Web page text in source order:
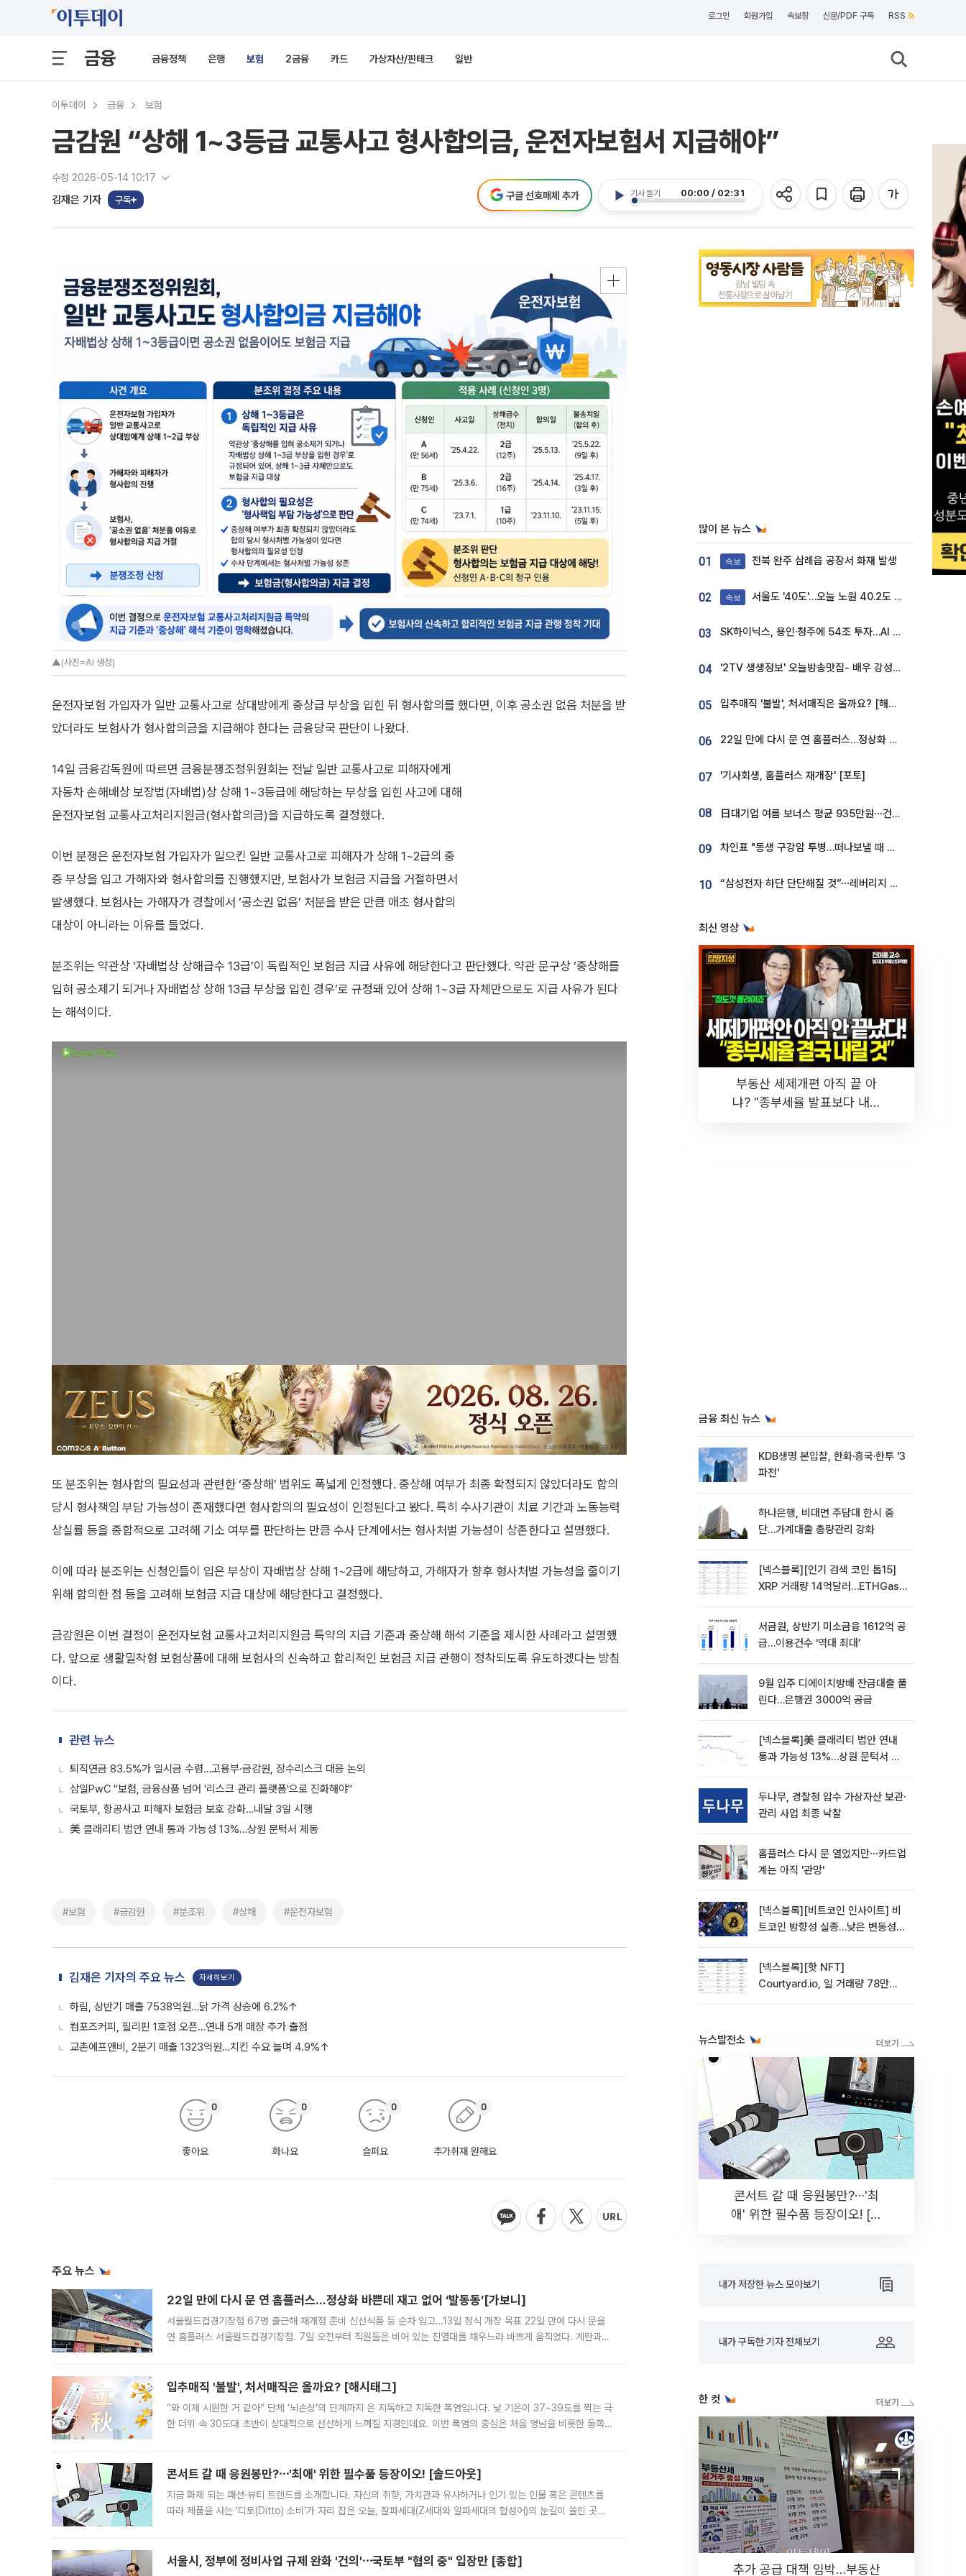
로그인 회원가입 속보창 신문/PDF 구독 RSS
금융 금융정책 은행 보험 2금융 카드 가상자산/핀테크 일반
이투데이 금융 보험
금감원 “상해 1~3등급 교통사고 형사합의금, 운전자보험서 지급해야”
수정 2026-05-14 10:17
김재은 기자 구독
기사 듣기 00:00 / 02:31
구글 선호매체 추가
▲(사진=AI 생성)
운전자보험 가입자가 일반 교통사고로 상대방에게 중상급 부상을 입힌 뒤 형사합의를 했다면, 이후 공소권 없음 처분을 받
았더라도 보험사가 형사합의금을 지급해야 한다는 금융당국 판단이 나왔다.
14일 금융감독원에 따르면 금융분쟁조정위원회는 전날 일반 교통사고로 피해자에게
자동차 손해배상 보장법(자배법)상 상해 1~3등급에 해당하는 부상을 입힌 사고에 대해
운전자보험 교통사고처리지원금(형사합의금)을 지급하도록 결정했다.
이번 분쟁은 운전자보험 가입자가 일으킨 일반 교통사고로 피해자가 상해 1~2급의 중
증 부상을 입고 가해자와 형사합의를 진행했지만, 보험사가 보험금 지급을 거절하면서
발생했다. 보험사는 가해자가 경찰에서 ‘공소권 없음’ 처분을 받은 만큼 애초 형사합의
대상이 아니라는 이유를 들었다.
분조위는 약관상 ‘자배법상 상해급수 13급’이 독립적인 보험금 지급 사유에 해당한다고 판단했다. 약관 문구상 ‘중상해를
입혀 공소제기 되거나 자배법상 상해 13급 부상을 입힌 경우’로 규정돼 있어 상해 1~3급 자체만으로도 지급 사유가 된다
는 해석이다.
또 분조위는 형사합의 필요성과 관련한 ‘중상해’ 범위도 폭넓게 인정했다. 중상해 여부가 최종 확정되지 않았더라도 합의
당시 형사책임 부담 가능성이 존재했다면 형사합의의 필요성이 인정된다고 봤다. 특히 수사기관이 치료 기간과 노동능력
상실률 등을 종합적으로 고려해 기소 여부를 판단하는 만큼 수사 단계에서는 형사처벌 가능성이 상존한다고 설명했다.
이에 따라 분조위는 신청인들이 입은 부상이 자배법상 상해 1~2급에 해당하고, 가해자가 향후 형사처벌 가능성을 줄이기
위해 합의한 점 등을 고려해 보험금 지급 대상에 해당한다고 결정했다.
금감원은 이번 결정이 운전자보험 교통사고처리지원금 특약의 지급 기준과 중상해 해석 기준을 제시한 사례라고 설명했
다. 앞으로 생활밀착형 보험상품에 대해 보험사의 신속하고 합리적인 보험금 지급 관행이 정착되도록 유도하겠다는 방침
이다.
관련 뉴스
퇴직연금 83.5%가 일시금 수령…고용부·금감원, 장수리스크 대응 논의
삼일PwC "보험, 금융상품 넘어 '리스크 관리 플랫폼'으로 진화해야"
국토부, 항공사고 피해자 보험금 보호 강화…내달 3일 시행
美 클래리티 법안 연내 통과 가능성 13%…상원 문턱서 제동
#보험 #금감원 #분조위 #상해 #운전자보험
김재은 기자의 주요 뉴스 자세히보기
하림, 상반기 매출 7538억원…닭 가격 상승에 6.2%↑
컴포즈커피, 필리핀 1호점 오픈…연내 5개 매장 추가 출점
교촌에프앤비, 2분기 매출 1323억원…치킨 수요 늘며 4.9%↑
좋아요
0
화나요
0
슬퍼요
0
추가취재 원해요
0
주요 뉴스
22일 만에 다시 문 연 홈플러스…정상화 바쁜데 재고 없어 ‘발동동’[가보니]
서울월드컵경기장점 67명 출근해 재개점 준비 신선식품 등 순차 입고…13일 정식 개장 목표 22일 만에 다시 문을
연 홈플러스 서울월드컵경기장점. 7일 오전부터 직원들은 비어 있는 진열대를 채우느라 바쁘게 움직였다. 계란과
입추매직 '불발', 처서매직은 올까요? [해시태그]
“와 이제 시원한 거 같아” 단체 ‘뇌손상’의 단계까지 온 지독하고 지독한 폭염입니다. 낮 기온이 37~39도를 찍는 극
한 더위 속 30도대 초반이 상대적으로 선선하게 느껴질 지경인데요. 이번 폭염의 중심은 처음 영남을 비롯한 동쪽
콘서트 갈 때 응원봉만?⋯'최애' 위한 필수품 등장이오! [솔드아웃]
지금 화제 되는 패션·뷰티 트렌드를 소개합니다. 자신의 취향, 가치관과 유사하거나 인기 있는 인물 혹은 콘텐츠를
따라 제품을 사는 '디토(Ditto) 소비'가 자리 잡은 오늘, 잘파세대(Z세대와 알파세대의 합성어)의 눈길이 쏠린 곳은
서울시, 정부에 정비사업 규제 완화 '건의'⋯국토부 "협의 중" 입장만 [종합]
많이 본 뉴스
01 속보 전북 완주 삼례읍 공장서 화재 발생
02 속보 서울도 '40도'…오늘 노원 40.2도 기록
03 SK하이닉스, 용인·청주에 54조 투자…AI 메모리 생산기지 키운다
04 '2TV 생생정보' 오늘방송맛집- 배우 강성진 단골! 쌀국수ㆍ푸팟퐁 커리 맛집 '블○○○'
05 입추매직 '불발', 처서매직은 올까요? [해시태그]
06 22일 만에 다시 문 연 홈플러스…정상화 바쁜데 재고 없어 ‘발동동’[가보니]
07 '기사회생, 홈플러스 재개장' [포토]
08 日대기업 여름 보너스 평균 935만원⋯건설회사 1800만 넘어
09 차인표 "동생 구강암 투병…떠나보낼 때 가장 힘들었다”
10 “삼성전자 하단 단단해질 것”⋯레버리지 규제에 쏠림 완화 [찐코노미]
최신 영상
부동산 세제개편 아직 끝 아
냐? "종부세율 발표보다 내릴
금융 최신 뉴스
KDB생명 본입찰, 한화·흥국·한투 '3
파전'
하나은행, 비대면 주담대 한시 중
단…가계대출 총량관리 강화
[넥스블록][인기 검색 코인 톱15]
XRP 거래량 14억달러…ETHGas
서금원, 상반기 미소금융 1612억 공
급…이용건수 ‘역대 최대’
9월 입주 디에이치방배 잔금대출 풀
린다…은행권 3000억 공급
[넥스블록]美 클래리티 법안 연내
통과 가능성 13%…상원 문턱서 제
두나무, 경찰청 압수 가상자산 보관·
관리 사업 최종 낙찰
홈플러스 다시 문 열었지만⋯카드업
계는 아직 '관망'
[넥스블록][비트코인 인사이트] 비
트코인 방향성 실종…낮은 변동성에
[넥스블록][핫 NFT]
Courtyard.io, 일 거래량 78만
뉴스발전소
콘서트 갈 때 응원봉만?⋯'최
애' 위한 필수품 등장이오! [솔
내가 저장한 뉴스 모아보기
내가 구독한 기자 전체보기
한 컷
추가 공급 대책 임박…부동산